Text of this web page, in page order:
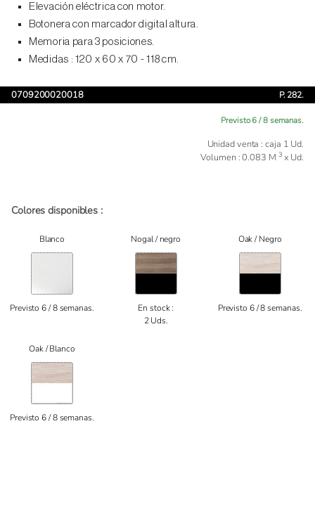
Elevación eléctrica con motor.
Botonera con marcador digital altura.
Memoria para 3 posiciones.
Medidas : 120 x 60 x 70 - 118 cm.
0709200020018 P. 282.
Previsto 6 / 8 semanas.
Unidad venta : caja 1 Ud.
Volumen : 0.083 M 3 x Ud.
Colores disponibles :
Blanco
Previsto 6 / 8 semanas.
Nogal / negro
En stock :
2 Uds.
Oak / Negro
Previsto 6 / 8 semanas.
Oak / Blanco
Previsto 6 / 8 semanas.